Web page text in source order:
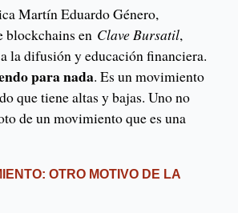
Martín Eduardo Género,
blockchains en Clave Bursatil,
la difusión y educación financiera.
para nada. Es un movimiento
que tiene altas y bajas. Uno no
de un movimiento que es una
OTRO MOTIVO DE LA